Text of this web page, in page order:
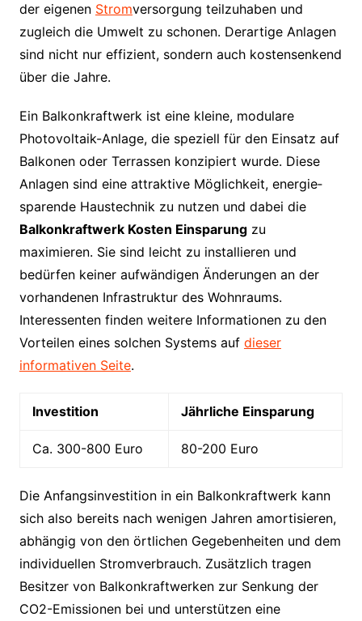
der eigenen Strom­versorgung teilzuhaben und
zugleich die Umwelt zu schonen. Derartige Anlagen
sind nicht nur effizient, sondern auch kostensenkend
über die Jahre.
Ein Balkonkraftwerk ist eine kleine, modulare
Photovoltaik-Anlage, die speziell für den Einsatz auf
Balkonen oder Terrassen konzipiert wurde. Diese
Anlagen sind eine attraktive Möglichkeit, energie­
sparende Haustechnik zu nutzen und dabei die
Balkonkraftwerk Kosten Einsparungzu
maximieren. Sie sind leicht zu installieren und
bedürfen keiner aufwändigen Änderungen an der
vorhandenen Infra­struktur des Wohnraums.
Interessenten finden weitere Informationen zu den
Vorteilen eines solchen Systems auf dieser
informativen Seite.
Investition Jährliche Einsparung
Ca. 300-800 Euro 80-200 Euro
Die Anfangsinvestition in ein Balkonkraftwerk kann
sich also bereits nach wenigen Jahren amortisieren,
abhängig von den örtlichen Gegebenheiten und dem
individuellen Strom­verbrauch. Zusätzlich tragen
Besitzer von Balkon­kraftwerken zur Senkung der
CO2-Emissionen bei und unterstützen eine